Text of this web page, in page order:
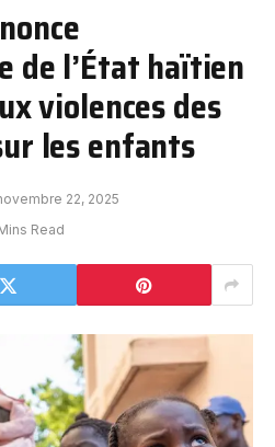
de l’État haïtien
violences des
les enfants
22, 2025
Read